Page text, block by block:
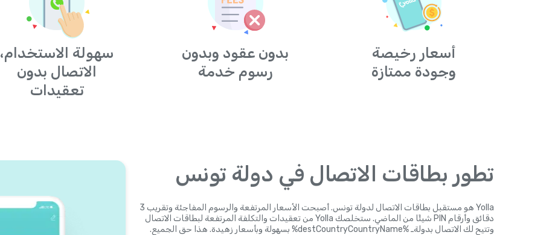
أسعار رخيصة
وجودة ممتازة
بدون عقود وبدون
رسوم خدمة
سهولة الاستخدام،
الاتصال بدون
تعقيدات
تطور بطاقات الاتصال في دولة تونس
Yolla هو مستقبل بطاقات الاتصال لدولة تونس. أصبحت الأسعار المرتفعة والرسوم المفاجئة وتقريب 3
دقائق وأرقام PIN شيئًا من الماضي. ستخلصك Yolla من تعقيدات والتكلفة المرتفعة لبطاقات الاتصال
وتتيح لك الاتصال بدولةـ %destCountryCountryName% بسهولة وبأسعار زهيدة. هذا حق الجميع.